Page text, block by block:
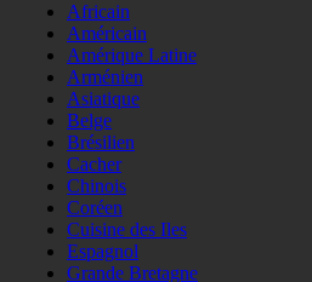
Africain
Américain
Amérique Latine
Arménien
Asiatique
Belge
Brésilien
Cacher
Chinois
Coréen
Cuisine des Iles
Espagnol
Grande Bretagne